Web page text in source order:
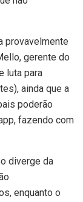
provavelmente
gerente do
luta para
ainda que a
poderão
fazendo com
diverge da
enquanto o